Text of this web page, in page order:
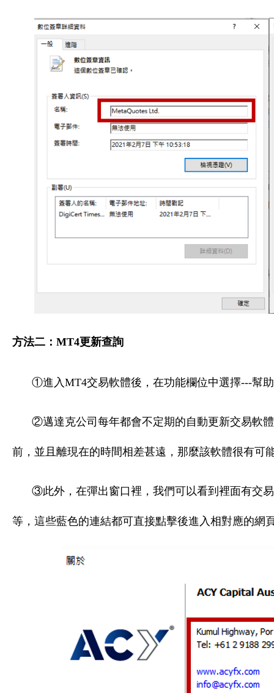
方法二：MT4更新查詢
①進入MT4交易軟體後，在功能欄位中選擇---幫
②邁達克公司每年都會不定期的自動更新交易軟
前，並且離現在的時間相差甚遠，那麼該軟體很有可
③此外，在彈出窗口裡，我們可以看到裡面有交
等，這些藍色的連結都可直接點擊後進入相對應的網